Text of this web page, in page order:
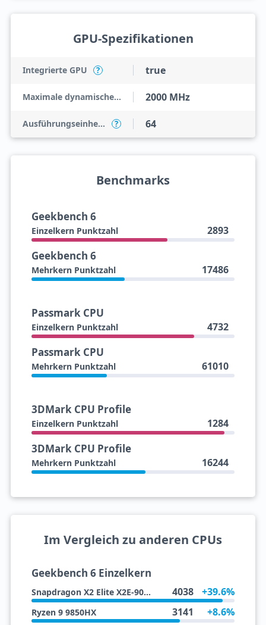
GPU-Spezifikationen
Integrierte GPU ? true
Maximale dynamische Taktfrequenz der GPU 2000 MHz
Ausführungseinheiten ? 64
Benchmarks
Geekbench 6
Einzelkern Punktzahl 2893
Geekbench 6
Mehrkern Punktzahl 17486
Passmark CPU
Einzelkern Punktzahl 4732
Passmark CPU
Mehrkern Punktzahl 61010
3DMark CPU Profile
Einzelkern Punktzahl 1284
3DMark CPU Profile
Mehrkern Punktzahl 16244
Im Vergleich zu anderen CPUs
Geekbench 6 Einzelkern
Snapdragon X2 Elite X2E-90-100 4038 +39.6%
Ryzen 9 9850HX 3141 +8.6%